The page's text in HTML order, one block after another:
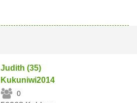
Judith (35)
Kukuniwi2014
0